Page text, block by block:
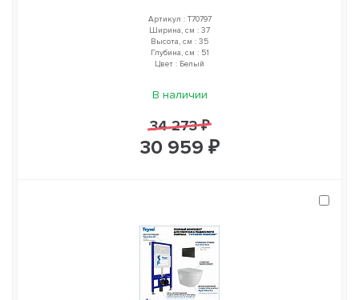
Артикул : T70797
Ширина, см : 37
Высота, см : 35
Глубина, см : 51
Цвет : Белый
В наличии
34 273 ₽
30 959 ₽